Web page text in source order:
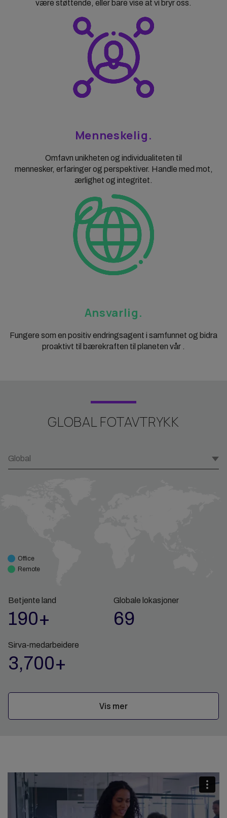
være støttende, eller bare vise at vi bryr oss.
Menneskelig.
Omfavn unikheten og individualiteten til
mennesker, erfaringer og perspektiver. Handle med mot,
ærlighet og integritet.
Ansvarlig.
Fungere som en positiv endringsagent i samfunnet og bidra
proaktivt til bærekraften til planeten vår .
GLOBAL FOTAVTRYKK
Global
Office
Remote
Betjente land
190+
Globale lokasjoner
69
Sirva-medarbeidere
3,700+
Vis mer